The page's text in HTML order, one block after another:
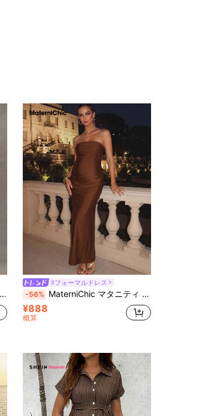
#フォーマルドレス
-56% MaterniChic マタニティ ソリッドカラー カジュアル バケーション ストラップレスドレス
¥888
概算